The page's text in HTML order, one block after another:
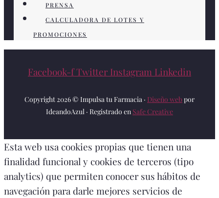
PRENSA
CALCULADORA DE LOTES Y
PROMOCIONES
Facebook-fTwitter Instagram Linkedin
Copyright 2026 © Impulsa tu Farmacia · Diseño webpor
IdeandoAzul · Registrado en Safe Creative
Esta web usa cookies propias que tienen una
finalidad funcional y cookies de terceros (tipo
analytics) que permiten conocer sus hábitos de
navegación para darle mejores servicios de